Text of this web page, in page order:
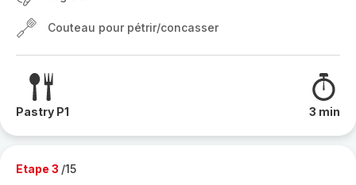
Couteau pour pétrir/concasser
Pastry P1 3 min
Etape 3 /15